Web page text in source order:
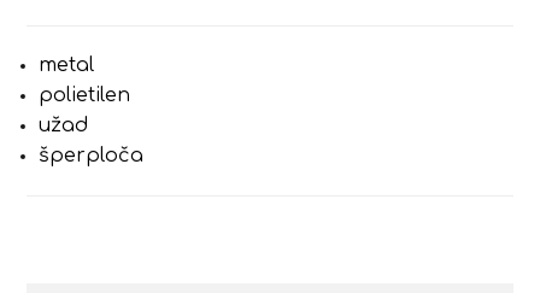
metal
polietilen
užad
šperploča